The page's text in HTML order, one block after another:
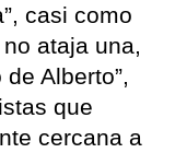
casi como
ataja una,
Alberto”,
que
cercana a